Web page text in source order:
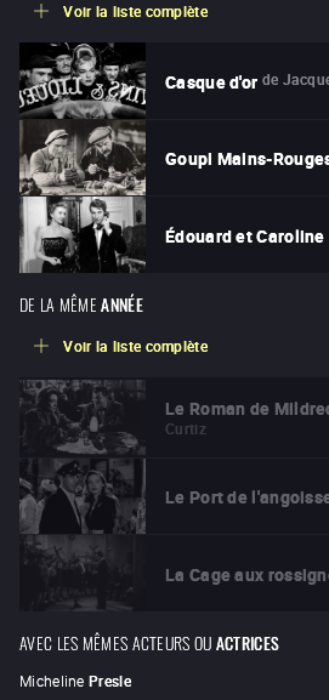
Voir la liste complète
Casque d'or de
Goupi Mains-
Édouard et Caroline
DE LA MÊME ANNÉE
Voir la liste complète
Le Roman de
Curtiz
Le Port de
La Cage aux
AVEC LES MÊMES ACTEURS OUACTRICES
Micheline Presle